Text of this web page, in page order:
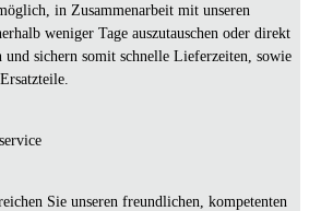
in Zusammenarbeit mit unseren
weniger Tage auszutauschen oder direkt
und sichern somit schnelle Lieferzeiten, sowie
Sie unseren freundlichen, kompetenten